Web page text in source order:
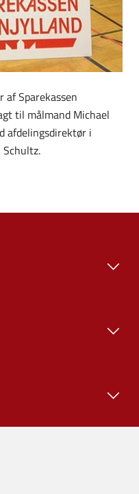
af Sparekassen
til målmand Michael
afdelingsdirektør i
Schultz.